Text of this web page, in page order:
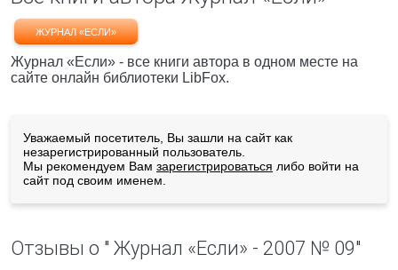
ЖУРНАЛ «ЕСЛИ»
Журнал «Если» - все книги автора в одном месте на
сайте онлайн библиотеки LibFox.
Уважаемый посетитель, Вы зашли на сайт как
незарегистрированный пользователь.
Мы рекомендуем Вам зарегистрироваться либо войти на
сайт под своим именем.
Отзывы о " Журнал «Если» - 2007 № 09"